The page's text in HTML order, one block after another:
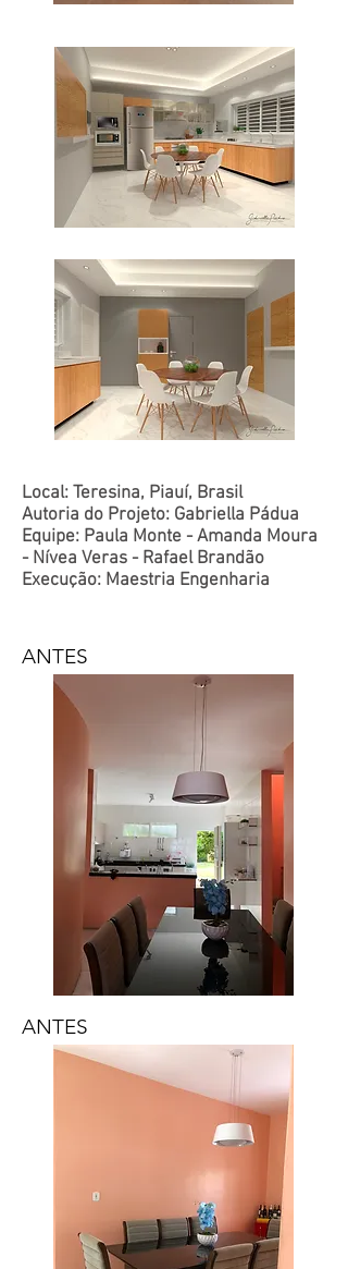
Local: Teresina, Piauí, Brasil
Autoria do Projeto: Gabriella Pádua
Equipe: Paula Monte - Amanda Moura
- Nívea Veras - Rafael Brandão
Execução: Maestria Engenharia
ANTES
ANTES